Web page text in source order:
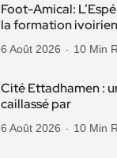
Foot-Amical:
la formation
6 Août 2026 10 Min
Cité Ettadhamen :
caillassé par
6 Août 2026 10 Min